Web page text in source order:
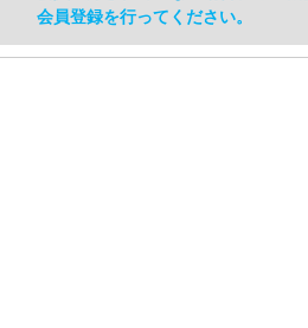
会員登録を行ってください。